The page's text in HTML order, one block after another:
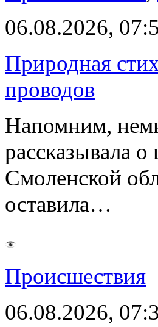
06.08.2026,
Природная
проводов
Напомним,
рассказывала
Смоленской
оставила…
Происшествия
06.08.2026,